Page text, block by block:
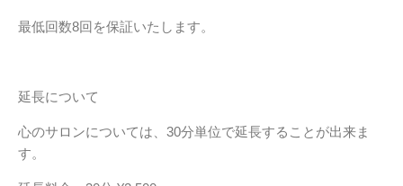
最低回数8回を保証いたします。
延長について
心のサロンについては、30分単位で延長することが出来ま
す。